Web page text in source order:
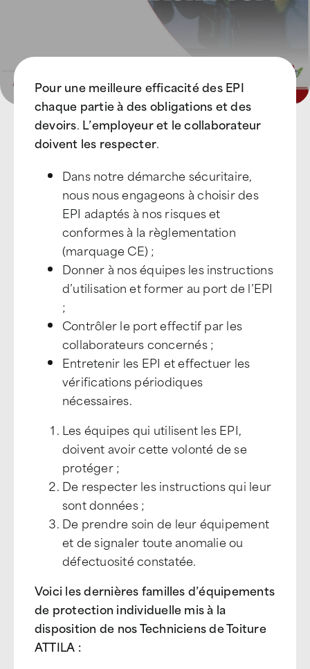
Pour une meilleure efficacité des EPI
chaque partie à des obligations et des
devoirs. L’employeur et le collaborateur
doivent les respecter.
Dans notre démarche sécuritaire,
nous nous engageons à choisir des
EPI adaptés à nos risques et
conformes à la règlementation
(marquage CE) ;
Donner à nos équipes les instructions
d’utilisation et former au port de l’EPI
;
Contrôler le port effectif par les
collaborateurs concernés ;
Entretenir les EPI et effectuer les
vérifications périodiques
nécessaires.
Les équipes qui utilisent les EPI,
doivent avoir cette volonté de se
protéger ;
De respecter les instructions qui leur
sont données ;
De prendre soin de leur équipement
et de signaler toute anomalie ou
défectuosité constatée.
Voici les dernières familles d’équipements
de protection individuelle mis à la
disposition de nos Techniciens de Toiture
ATTILA :